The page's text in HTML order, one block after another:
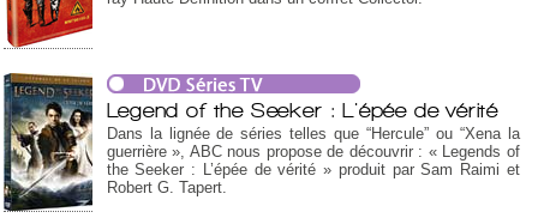
Legend of the Seeker : L'épée de vérité
Dans la lignée de séries telles que “Hercule” ou “Xena la
guerrière », ABC nous propose de découvrir : « Legends of
the Seeker : L’épée de vérité » produit par Sam Raimi et
Robert G. Tapert.